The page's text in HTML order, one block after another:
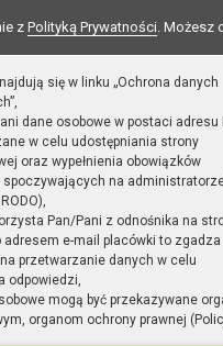
z Polityką Prywatności. Możesz
się w linku „Ochrona danych
dane osobowe w postaci adresu
w celu udostępniania strony
oraz wypełnienia obowiązków
spoczywających na
Pan/Pani z odnośnika na
adresem e-mail placówki to zgadza
przetwarzanie danych w celu
odpowiedzi,
mogą być przekazywane
organom ochrony prawnej